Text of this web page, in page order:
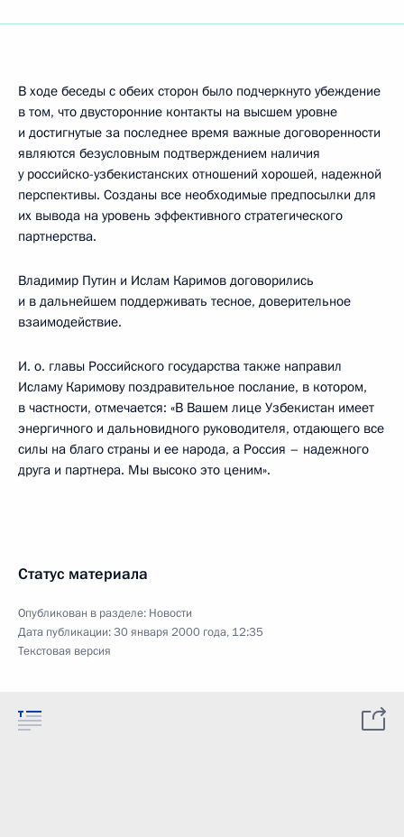
В ходе беседы с обеих сторон было подчеркнуто убеждение
в том, что двусторонние контакты на высшем уровне
и достигнутые за последнее время важные договоренности
являются безусловным подтверждением наличия
у российско-узбекистанских отношений хорошей, надежной
перспективы. Созданы все необходимые предпосылки для
их вывода на уровень эффективного стратегического
партнерства.
Владимир Путин и Ислам Каримов договорились
и в дальнейшем поддерживать тесное, доверительное
взаимодействие.
И. о. главы Российского государства также направил
Исламу Каримову поздравительное послание, в котором,
в частности, отмечается: «В Вашем лице Узбекистан имеет
энергичного и дальновидного руководителя, отдающего все
силы на благо страны и ее народа, а Россия – надежного
друга и партнера. Мы высоко это ценим».
Статус материала
Опубликован в разделе: Новости
Дата публикации:30 января 2000 года, 12:35
Текстовая версия